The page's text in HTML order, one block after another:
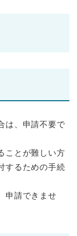
は、申請不要で
ことが難しい方
するための手続
申請できませ